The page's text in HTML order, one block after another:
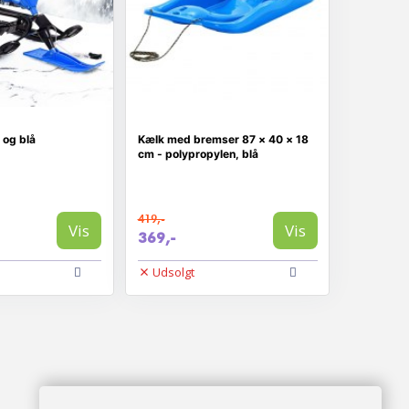
blå
Vis
Kælk med bremser 87 × 40 × 18
cm - polypropylen, blå
419,-
369,- Vis
Udsolgt